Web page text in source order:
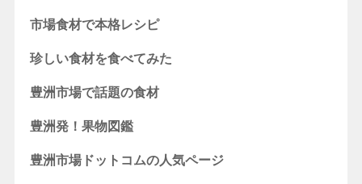
市場食材で本格レシピ
珍しい食材を食べてみた
豊洲市場で話題の食材
豊洲発！果物図鑑
豊洲市場ドットコムの人気ページ